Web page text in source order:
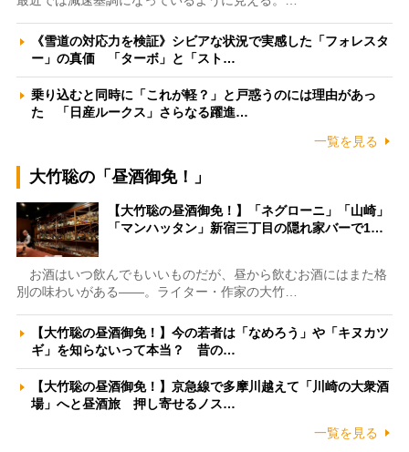
《雪道の対応力を検証》シビアな状況で実感した「フォレスタ
ー」の真価 「ターボ」と「スト…
乗り込むと同時に「これが軽？」と戸惑うのには理由があっ
た 「日産ルークス」さらなる躍進…
一覧を見る
大竹聡の「昼酒御免！」
【大竹聡の昼酒御免！】「ネグローニ」「山崎」
「マンハッタン」新宿三丁目の隠れ家バーで1…
お酒はいつ飲んでもいいものだが、昼から飲むお酒にはまた格
別の味わいがある――。ライター・作家の大竹…
【大竹聡の昼酒御免！】今の若者は「なめろう」や「キヌカツ
ギ」を知らないって本当？ 昔の…
【大竹聡の昼酒御免！】京急線で多摩川越えて「川崎の大衆酒
場」へと昼酒旅 押し寄せるノス…
一覧を見る